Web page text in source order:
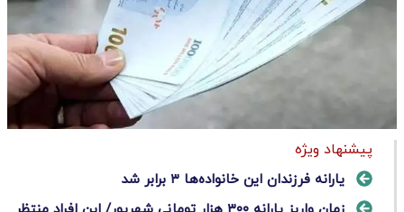
پیشنهاد ویژه
یارانه فرزندان این خانواده‌ها ۳ برابر شد